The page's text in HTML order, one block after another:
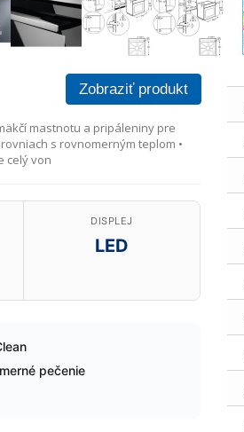
Zobraziť produkt
mastnotu a pripáleniny pre
s rovnomerným teplom •
celý von
DISPLEJ
LED
pečenie